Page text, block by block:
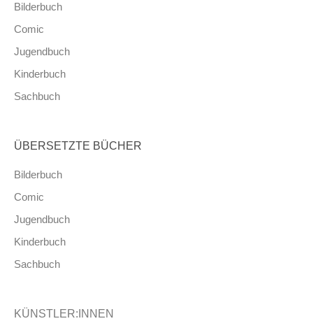
Bilderbuch
Comic
Jugendbuch
Kinderbuch
Sachbuch
ÜBERSETZTE BÜCHER
Bilderbuch
Comic
Jugendbuch
Kinderbuch
Sachbuch
KÜNSTLER:INNEN